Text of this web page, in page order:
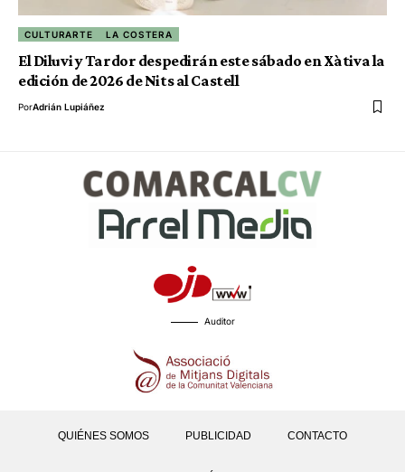
CULTURARTE LA COSTERA
El Diluvi y Tardor despedirán este sábado en Xàtiva la
edición de 2026 de Nits al Castell
PorAdrián Lupiáñez
Auditor
QUIÉNES SOMOS PUBLICIDAD CONTACTO